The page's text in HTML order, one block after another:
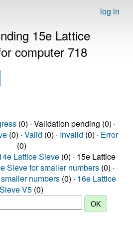
log in
15e Lattice
computer 718
(0) · Validation pending (0) ·
(0) · Valid (0) · Invalid (0) · Error
(0)
Lattice Sieve (0) · 15e Lattice
Sieve for smaller numbers (0) ·
numbers (0) · 16e Lattice
Sieve V5 (0)